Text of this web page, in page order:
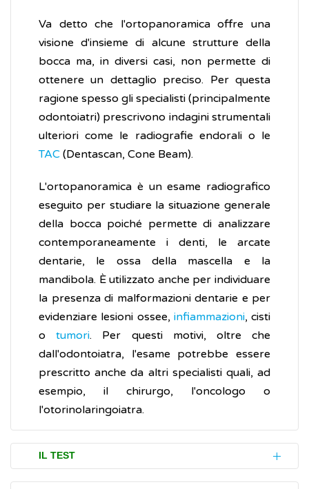
Va detto che l'ortopanoramica offre una
visione d'insieme di alcune strutture della
bocca ma, in diversi casi, non permette di
ottenere un dettaglio preciso. Per questa
ragione spesso gli specialisti (principalmente
odontoiatri) prescrivono indagini strumentali
ulteriori come le radiografie endorali o le
TAC (Dentascan, Cone Beam).
L'ortopanoramica è un esame radiografico
eseguito per studiare la situazione generale
della bocca poiché permette di analizzare
contemporaneamente i denti, le arcate
dentarie, le ossa della mascella e la
mandibola. È utilizzato anche per individuare
la presenza di malformazioni dentarie e per
evidenziare lesioni ossee, infiammazioni, cisti
otumori. Per questi motivi, oltre che
dall'odontoiatra, l'esame potrebbe essere
prescritto anche da altri specialisti quali, ad
esempio, il chirurgo, l'oncologo o
l'otorinolaringoiatra.
IL TEST